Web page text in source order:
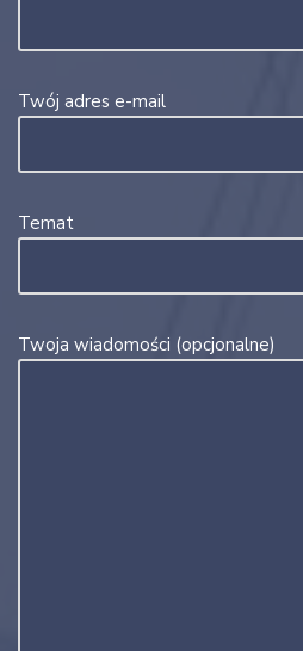
Twój adres e-mail
Temat
Twoja wiadomości (opcjonalne)